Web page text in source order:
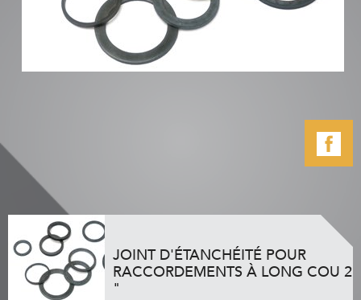
JOINT D'ÉTANCHÉITÉ POUR
RACCORDEMENTS À LONG COU 2
"